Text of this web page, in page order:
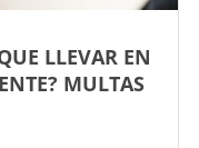
LLEVAR EN
MULTAS